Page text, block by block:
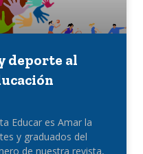
deporte al
Educar es Amar la
y graduados del
de nuestra revista,